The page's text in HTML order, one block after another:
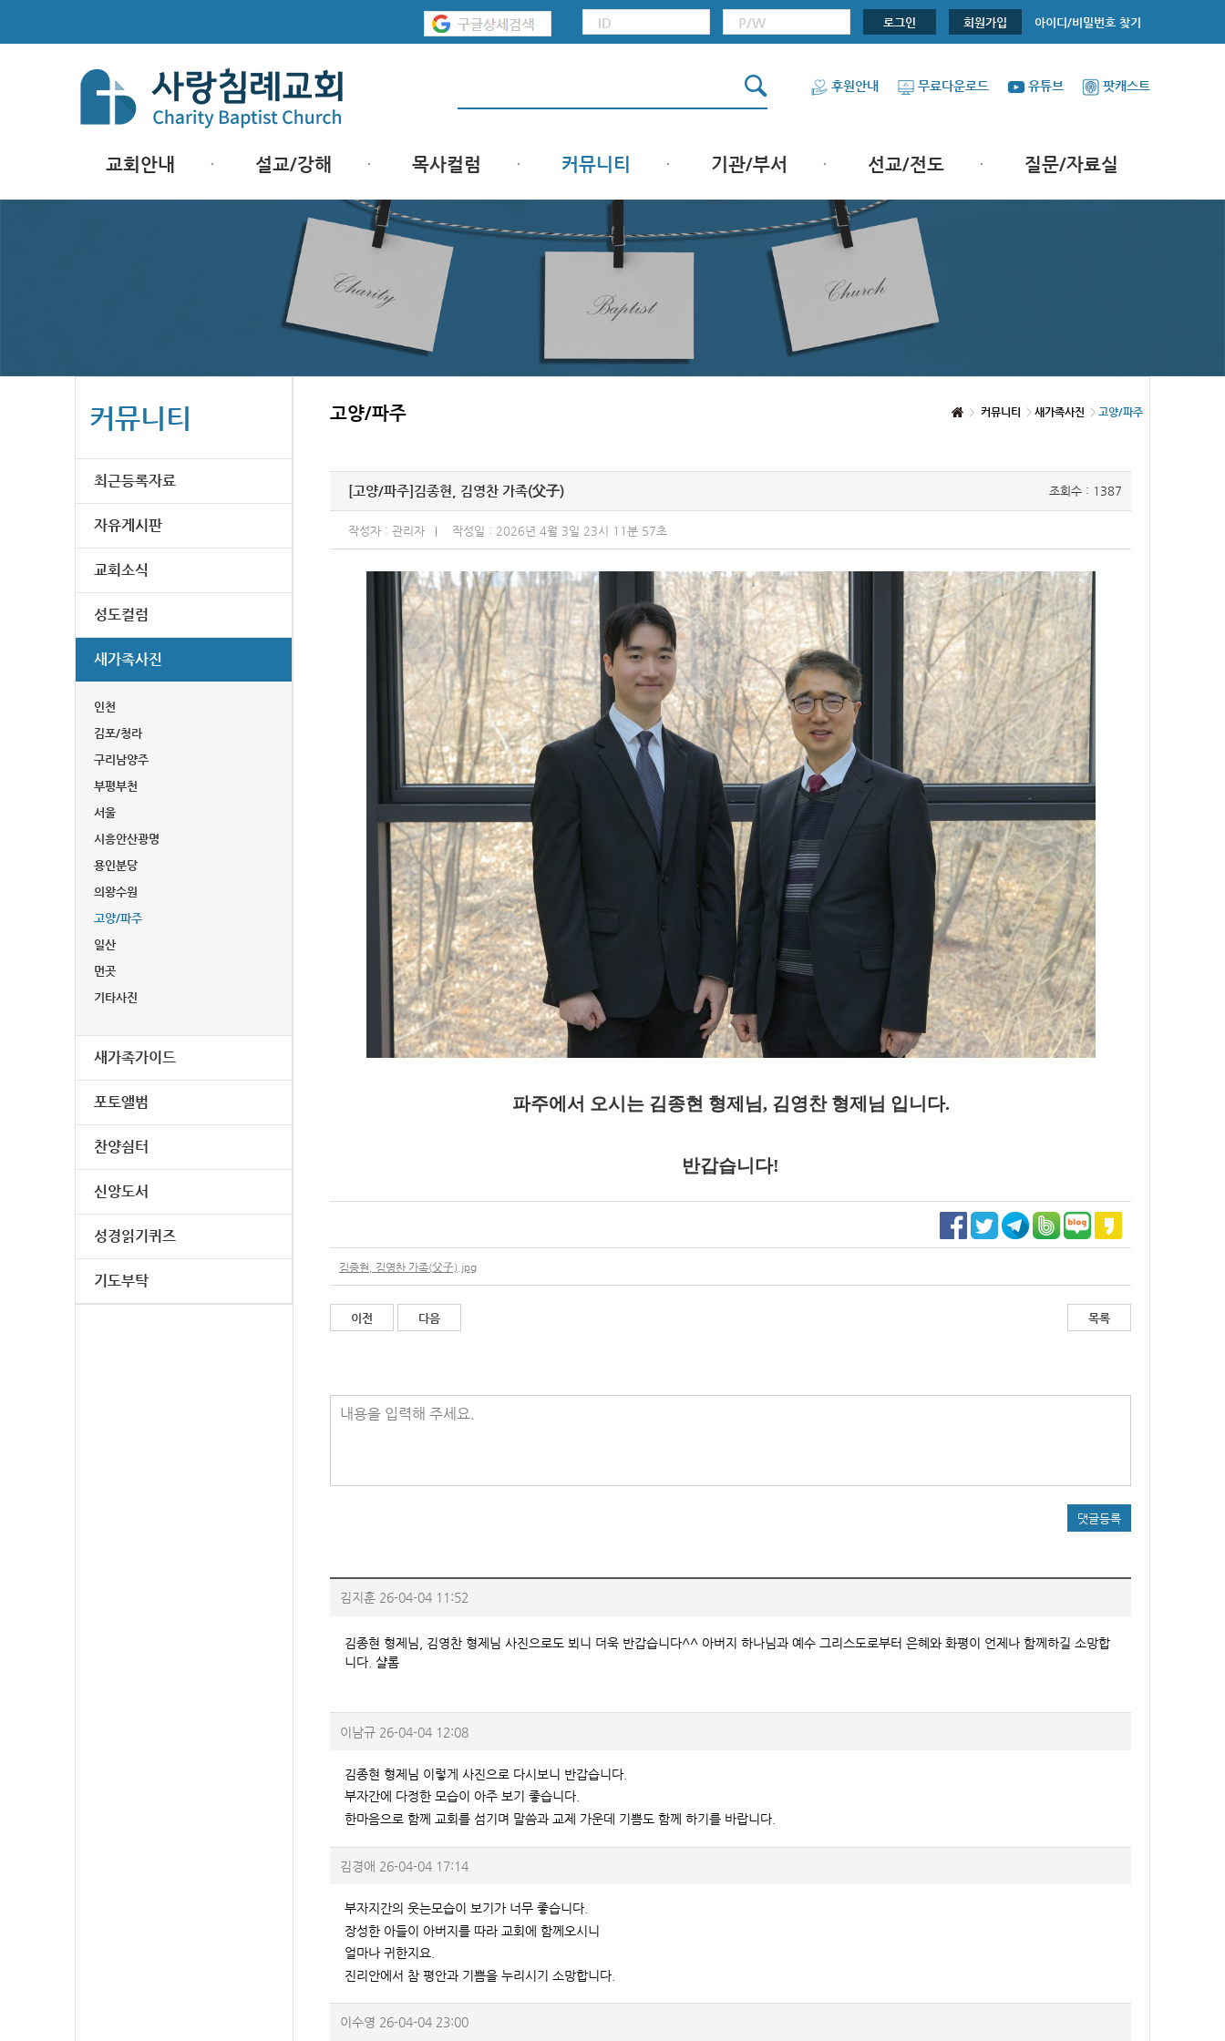
로그인 회원가입 아이디/비밀번호 찾기
후원안내 무료다운로드 유튜브 팟캐스트
교회안내 설교/강해 목사컬럼 커뮤니티 기관/부서 선교/전도 질문/자료실
커뮤니티
최근등록자료
자유게시판
교회소식
성도컬럼
새가족사진
인천
김포/청라
구리남양주
부평부천
서울
시흥안산광명
용인분당
의왕수원
고양/파주
일산
먼곳
기타사진
새가족가이드
포토앨범
찬양쉼터
신앙도서
성경읽기퀴즈
기도부탁
고양/파주 커뮤니티 새가족사진 고양/파주
[고양/파주] 김종현, 김영찬 가족(父子) 조회수 : 1387
작성자 : 관리자 작성일 : 2026년 4월 3일 23시 11분 57초
파주에서 오시는 김종현 형제님, 김영찬 형제님 입니다.
반갑습니다!
김종현, 김영찬 가족(父子).jpg
이전 다음 목록
내용을 입력해 주세요.
댓글등록
김지훈 26-04-04 11:52
김종현 형제님, 김영찬 형제님 사진으로도 뵈니 더욱 반갑습니다^^ 아버지 하나님과 예수 그리스도로부터 은혜와 화평이 언제나 함께하길 소망합
니다. 샬롬
이남규 26-04-04 12:08
김종현 형제님 이렇게 사진으로 다시보니 반갑습니다.
부자간에 다정한 모습이 아주 보기 좋습니다.
한마음으로 함께 교회를 섬기며 말씀과 교제 가운데 기쁨도 함께 하기를 바랍니다.
김경애 26-04-04 17:14
부자지간의 웃는모습이 보기가 너무 좋습니다.
장성한 아들이 아버지를 따라 교회에 함께오시니
얼마나 귀한지요.
진리안에서 참 평안과 기쁨을 누리시기 소망합니다.
이수영 26-04-04 23:00